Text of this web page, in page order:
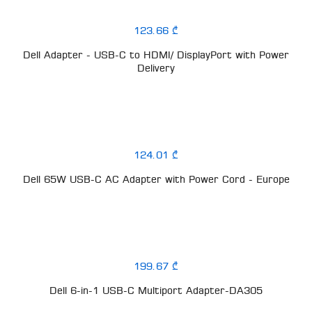
123.66 ₾
Dell Adapter - USB-C to HDMI/ DisplayPort with Power
Delivery
124.01 ₾
Dell 65W USB-C AC Adapter with Power Cord - Europe
199.67 ₾
Dell 6-in-1 USB-C Multiport Adapter-DA305